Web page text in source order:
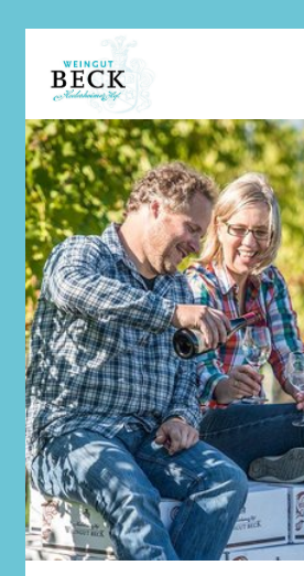
Skip to main content